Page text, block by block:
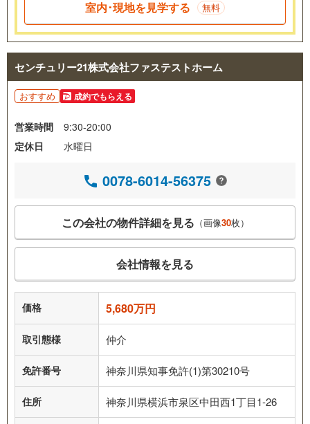
室内･現地を見学する 無料
センチュリー21株式会社ファステストホーム
おすすめ 成約でもらえる
営業時間
9:30-20:00
定休日
水曜日
0078-6014-56375
この会社の物件詳細を見る （画像30枚）
会社情報を見る
価格 5,680万円
取引態様 仲介
免許番号 神奈川県知事免許(1)第30210号
住所 神奈川県横浜市泉区中田西1丁目1‐26